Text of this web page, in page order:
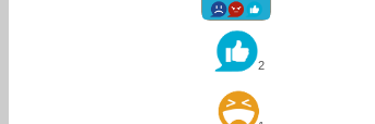
2